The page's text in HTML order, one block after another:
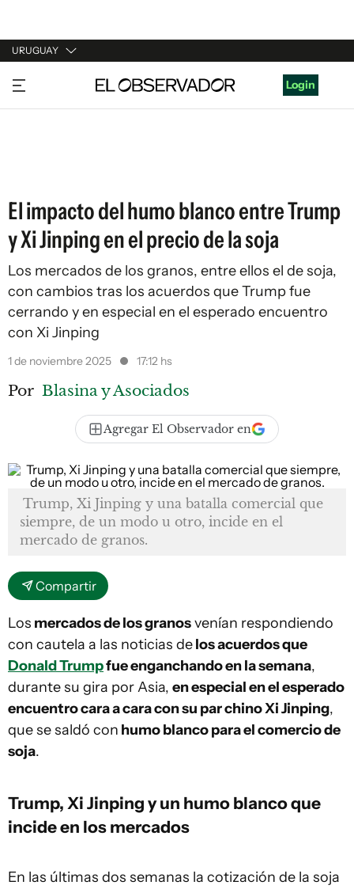
URUGUAY
URUGUAY
ARGENTINA
Login
El impacto del humo blanco entre Trump
y Xi Jinping en el precio de la soja
Los mercados de los granos, entre ellos el de soja,
con cambios tras los acuerdos que Trump fue
cerrando y en especial en el esperado encuentro
con Xi Jinping
1 de noviembre 2025 17:12 hs
Por Blasina y Asociados
Agregar El Observador en
Trump, Xi Jinping y una batalla comercial que
siempre, de un modo u otro, incide en el
mercado de granos.
Compartir
Los mercados de los granosvenían respondiendo
con cautela a las noticias delos acuerdos que
Donald Trumpfue enganchando en la semana,
durante su gira por Asia, en especial en el esperado
encuentro cara a cara con su par chino Xi Jinping,
que se saldó con humo blanco para el comercio de
soja.
Trump, Xi Jinping y un humo blanco que
incide en los mercados
En las últimas dos semanas la cotización de la soja